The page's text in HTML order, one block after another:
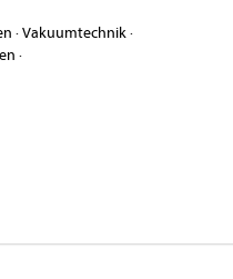
·Vakuumtechnik·
·